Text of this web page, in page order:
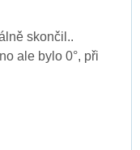
skončil..
ale bylo 0°, při